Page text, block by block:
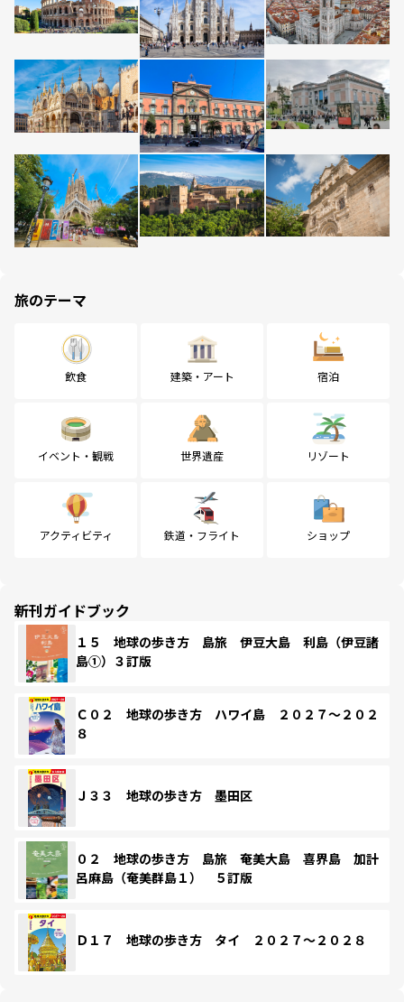
旅のテーマ
飲食 建築・アート 宿泊
イベント・観戦 世界遺産 リゾート
アクティビティ 鉄道・フライト ショップ
新刊ガイドブック
１５ 地球の歩き方 島旅 伊豆大島 利島（伊豆諸
島①）３訂版
Ｃ０２ 地球の歩き方 ハワイ島 ２０２７～２０２
８
Ｊ３３ 地球の歩き方 墨田区
０２ 地球の歩き方 島旅 奄美大島 喜界島 加計
呂麻島（奄美群島１） ５訂版
Ｄ１７ 地球の歩き方 タイ ２０２７～２０２８